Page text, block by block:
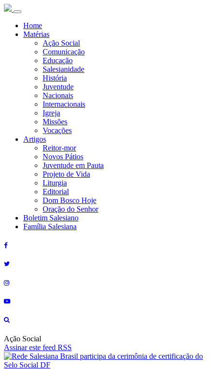
Home
Matérias
Ação Social
Comunicação
Educação
Salesianidade
História
Juventude
Nacionais
Internacionais
Igreja
Missões
Vocações
Artigos
Reitor-mor
Novos Pátios
Juventude em Pauta
Projeto de Vida
Liturgia
Editorial
Dom Bosco Hoje
Oração do Senhor
Boletim Salesiano
Família Salesiana
Ação Social
Assinar este feed RSS